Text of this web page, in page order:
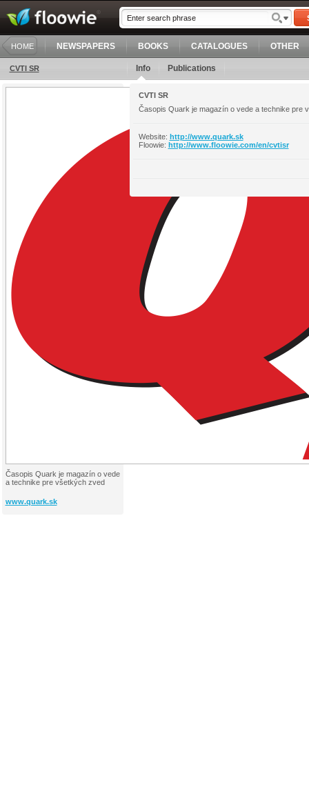
HOME NEWSPAPERS BOOKS CATALOGUES OTHER
CVTI SR Info Publications
Časopis Quark je magazín o vede
a technike pre všetkých zved
www.quark.sk
CVTI SR
Časopis Quark je magazín o vede a technike pre
Website: http://www.quark.sk
Floowie: http://www.floowie.com/en/cvtisr